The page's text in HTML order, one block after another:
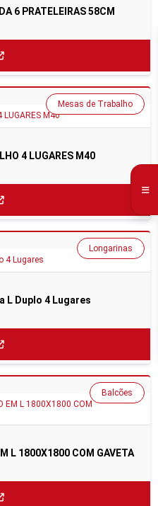
6 PRATELEIRAS 58CM
4 LUGARES M40
Mesas de Trabalho
L Duplo 4 Lugares
Longarinas
L 1800X1800 COM GAVETA
Balcões